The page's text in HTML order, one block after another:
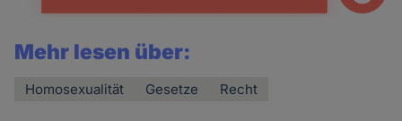
Mehr lesen über:
Homosexualität Gesetze Recht